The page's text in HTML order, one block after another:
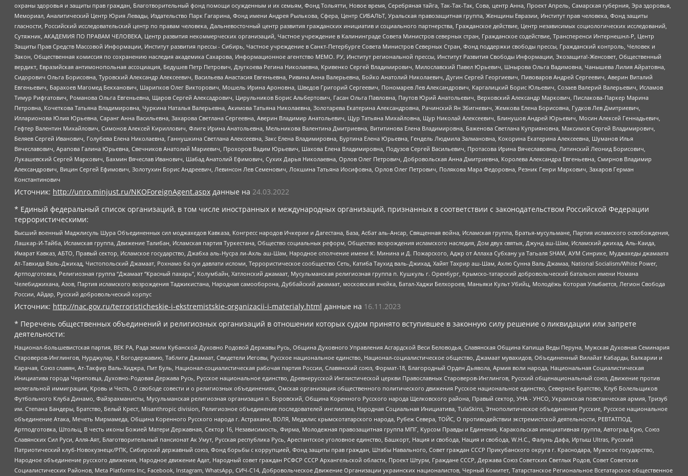
охраны здоровья и защиты прав граждан, Благотворительный фонд помощи осужденным и их семьям, Фонд Тольятти, Новое время, Серебряная тайга, Так-Так-Так, Сова, центр Анна, Проект Апрель, Самарская губерния, Эра здоровья,
Мемориал, Аналитический Центр Юрия Левады, Издательство Парк Гагарина, Фонд имени Андрея Рылькова, Сфера, Центр СИБАЛЬТ, Уральская правозащитная группа, Женщины Евразии, Институт прав человека, Фонд защиты
гласности, Российский исследовательский центр по правам человека, Дальневосточный центр развития гражданских инициатив и социального партнерства, Гражданское действие, Центр независимых социологических исследований,
Сутяжник, АКАДЕМИЯ ПО ПРАВАМ ЧЕЛОВЕКА, Центр развития некоммерческих организаций, Частное учреждение в Калининграде Совета Министров северных стран, Гражданское содействие, Трансперенси Интернешнл-Р, Центр
Защиты Прав Средств Массовой Информации, Институт развития прессы - Сибирь, Частное учреждение в Санкт-Петербурге Совета Министров Северных Стран, Фонд поддержки свободы прессы, Гражданский контроль, Человек и
Закон, Общественная комиссия по сохранению наследия академика Сахарова, Информационное агентство МЕМО. РУ, Институт региональной прессы, Институт Развития Свободы Информации, Экозащита!-Женсовет, Общественный
вердикт, Евразийская антимонопольная ассоциация, Бедушев Петр Петрович, Дзугкоева Регина Николаевна, Кривенко Сергей Владимирович, Милославский Павел Юрьевич, Шнырова Ольга Вадимовна, Чанышева Лилия Айратовна,
Сидорович Ольга Борисовна, Туровский Александр Алексеевич, Васильева Анастасия Евгеньевна, Ривина Анна Валерьевна, Бойко Анатолий Николаевич, Дугин Сергей Георгиевич, Пивоваров Андрей Сергеевич, Аверин Виталий
Евгеньевич, Барахоев Магомед Бекханович, Шарипков Олег Викторович, Мошель Ирина Ароновна, Шведов Григорий Сергеевич, Пономарев Лев Александрович, Каргалицкий Борис Юльевич, Созаев Валерий Валерьевич, Исламов
Тимур Рифгатович, Романова Ольга Евгеньевна, Щаров Сергей Алексадрович, Цирульников Борис Альбертович, Гасан Ольга Павловна, Паутов Юрий Анатольевич, Верховский Александр Маркович, Пислакова-Паркер Марина
Петровна, Кочеткова Татьяна Владимировна, Чуркина Наталья Валерьевна, Акимова Татьяна Николаевна, Золотарева Екатерина Александровна, Рачинский Ян Збигневич, Жемкова Елена Борисовна, Гудков Лев Дмитриевич,
Илларионова Юлия Юрьевна, Саранг Анна Васильевна, Захарова Светлана Сергеевна, Аверин Владимир Анатольевич, Щур Татьяна Михайловна, Щур Николай Алексеевич, Блинушов Андрей Юрьевич, Мосин Алексей Геннадьевич,
Гефтер Валентин Михайлович, Симонов Алексей Кириллович, Флиге Ирина Анатольевна, Мельникова Валентина Дмитриевна, Вититинова Елена Владимировна, Баженова Светлана Куприяновна, Максимов Сергей Владимирович,
Беляев Сергей Иванович, Голубева Елена Николаевна, Ганнушкина Светлана Алексеевна, Закс Елена Владимировна, Буртина Елена Юрьевна, Гендель Людмила Залмановна, Кокорина Екатерина Алексеевна, Шуманов Илья
Вячеславович, Арапова Галина Юрьевна, Свечников Анатолий Мариевич, Прохоров Вадим Юрьевич, Шахова Елена Владимировна, Подузов Сергей Васильевич, Протасова Ирина Вячеславовна, Литинский Леонид Борисович,
Лукашевский Сергей Маркович, Бахмин Вячеслав Иванович, Шабад Анатолий Ефимович, Сухих Дарья Николаевна, Орлов Олег Петрович, Добровольская Анна Дмитриевна, Королева Александра Евгеньевна, Смирнов Владимир
Александрович, Вицин Сергей Ефимович, Золотухин Борис Андреевич, Левинсон Лев Семенович, Локшина Татьяна Иосифовна, Орлов Олег Петрович, Полякова Мара Федоровна, Резник Генри Маркович, Захаров Герман
Константинович
Источник: http://unro.minjust.ru/NKOForeignAgent.aspx данные на 24.03.2022
* Единый федеральный список организаций, в том числе иностранных и международных организаций, признанных в соответствии с законодательством Российской Федерации
террористическими:
Высший военный Маджлисуль Шура Объединенных сил моджахедов Кавказа, Конгресс народов Ичкерии и Дагестана, База, Асбат аль-Ансар, Священная война, Исламская группа, Братья-мусульмане, Партия исламского освобождения,
Лашкар-И-Тайба, Исламская группа, Движение Талибан, Исламская партия Туркестана, Общество социальных реформ, Общество возрождения исламского наследия, Дом двух святых, Джунд аш-Шам, Исламский джихад, Аль-Каида,
Имарат Кавказ, АБТО, Правый сектор, Исламское государство, Джабха аль-Нусра ли-Ахль аш-Шам, Народное ополчение имени К. Минина и Д. Пожарского, Аджр от Аллаха Субхану уа Тагьаля SHAM, АУМ Синрике, Муджахеды джамаата
Ат-Тавхида Валь-Джихад, Чистопольский Джамаат, Рохнамо ба суи давлати исломи, Террористическое сообщество Сеть, Катиба Таухид валь-Джихад, Хайят Тахрир аш-Шам, Ахлю Сунна Валь Джамаа, National Socialism/White Power,
Артподготовка, Религиозная группа “Джамаат “Красный пахарь”, Колумбайн, Хатлонский джамаат, Мусульманская религиозная группа п. Кушкуль г. Оренбург, Крымско-татарский добровольческий батальон имени Номана
Челебиджихана, Азов, Партия исламского возрождения Таджикистана, Народная самооборона, Дуббайский джамаат, московская ячейка, Батал-Хаджи Белхороев, Маньяки Культ Убийц, Молодёжь Которая Улыбается, Легион Свобода
России, Айдар, Русский добровольческий корпус
Источник: http://nac.gov.ru/terroristicheskie-i-ekstremistskie-organizacii-i-materialy.html данные на 16.11.2023
* Перечень общественных объединений и религиозных организаций в отношении которых судом принято вступившее в законную силу решение о ликвидации или запрете
деятельности:
Национал-большевистская партия, ВЕК РА, Рада земли Кубанской Духовно Родовой Державы Русь, Община Духовного Управления Асгардской Веси Беловодья, Славянская Община Капища Веды Перуна, Мужская Духовная Семинария
Староверов-Инглингов, Нурджулар, К Богодержавию, Таблиги Джамаат, Свидетели Иеговы, Русское национальное единство, Национал-социалистическое общество, Джамаат мувахидов, Объединенный Вилайат Кабарды, Балкарии и
Карачая, Союз славян, Ат-Такфир Валь-Хиджра, Пит Буль, Национал-социалистическая рабочая партия России, Славянский союз, Формат-18, Благородный Орден Дьявола, Армия воли народа, Национальная Социалистическая
Инициатива города Череповца, Духовно-Родовая Держава Русь, Русское национальное единство, Древнерусской Инглистической церкви Православных Староверов-Инглингов, Русский общенациональный союз, Движение против
нелегальной иммиграции, Кровь и Честь, О свободе совести и о религиозных объединениях, Омская организация общественного политического движения Русское национальное единство, Северное Братство, Клуб Болельщиков
Футбольного Клуба Динамо, Файзрахманисты, Мусульманская религиозная организация п. Боровский, Община Коренного Русского народа Щелковского района, Правый сектор, УНА - УНСО, Украинская повстанческая армия, Тризуб
им. Степана Бандеры, Братство, Белый Крест, Misanthropic division, Религиозное объединение последователей инглиизма, Народная Социальная Инициатива, TulaSkins, Этнополитическое объединение Русские, Русское национальное
объединение Атака, Мечеть Мирмамеда, Община Коренного Русского народа г. Астрахани, ВОЛЯ, Меджлис крымскотатарского народа, Рубеж Севера, ТОЙС, О противодействии экстремистской деятельности, РЕВТАТПОД,
Артподготовка, Штольц, В честь иконы Божией Матери Державная, Сектор 16, Независимость, Фирма, Молодежная правозащитная группа МПГ, Курсом Правды и Единения, Каракольская инициативная группа, Автоград Крю, Союз
Славянских Сил Руси, Алля-Аят, Благотворительный пансионат Ак Умут, Русская республика Русь, Арестантское уголовное единство, Башкорт, Нация и свобода, Нация и свобода, W.H.С., Фалунь Дафа, Иртыш Ultras, Русский
Патриотический клуб-Новокузнецк/РПК, Сибирский державный союз, Фонд борьбы с коррупцией, Фонд защиты прав граждан, Штабы Навального, Совет граждан СССР Прикубанского округа г. Краснодара, Мужское государство,
Народное объединение русского движения, Народное движение Адат, Народный совет граждан РСФСР СССР Архангельской области, Проект Штурм, Граждане СССР, Держава Союз Советских Светлых Родов, Совет Советских
Социалистических Районов, Meta Platforms Inc, Facebook, Instagram, WhatsApp, СИЧ-С14, Добровольческое Движение Организации украинских националистов, Черный Комитет, Татарстанское Региональное Всетатарское общественное